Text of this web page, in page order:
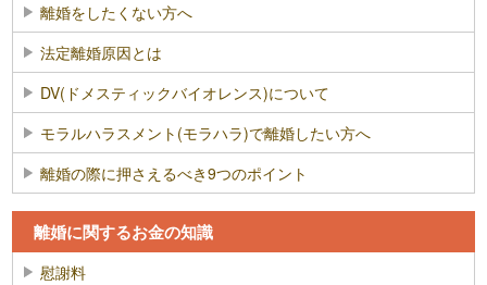
離婚をしたくない方へ
法定離婚原因とは
DV(ドメスティックバイオレンス)について
モラルハラスメント(モラハラ)で離婚したい方へ
離婚の際に押さえるべき9つのポイント
離婚に関するお金の知識
慰謝料